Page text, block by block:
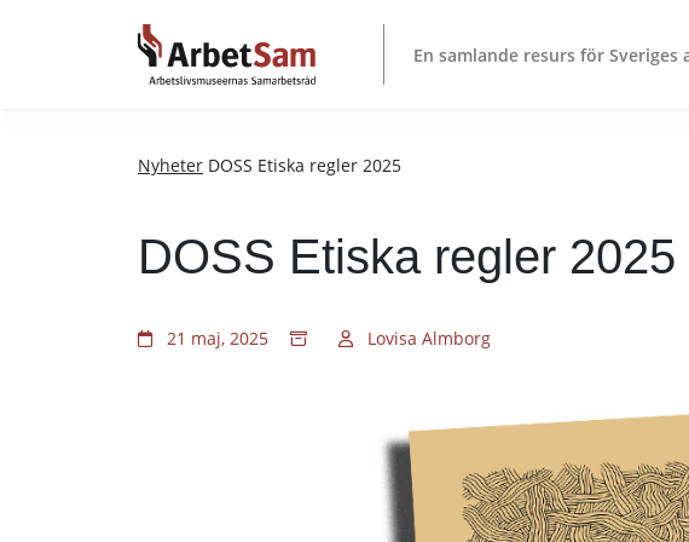
En samlande resurs för Sveriges
Nyheter DOSS Etiska regler 2025
DOSS Etiska regler 2025
21 maj, 2025 Lovisa Almborg